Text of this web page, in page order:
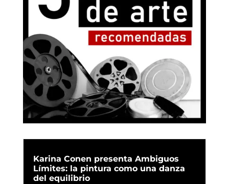
Karina Conen presenta Ambiguos
Límites: la pintura como una danza
del equilibrio